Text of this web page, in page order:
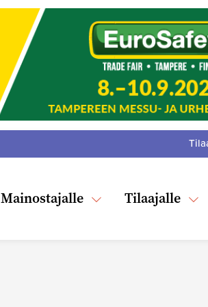
Mainostajalle Tilaajalle
: